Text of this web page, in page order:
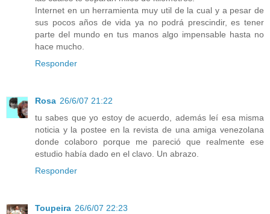
Internet en un herramienta muy util de la cual y a pesar de
sus pocos años de vida ya no podrá prescindir, es tener
parte del mundo en tus manos algo impensable hasta no
hace mucho.
Responder
Rosa 26/6/07 21:22
tu sabes que yo estoy de acuerdo, además leí esa misma
noticia y la postee en la revista de una amiga venezolana
donde colaboro porque me pareció que realmente ese
estudio había dado en el clavo. Un abrazo.
Responder
Toupeira 26/6/07 22:23